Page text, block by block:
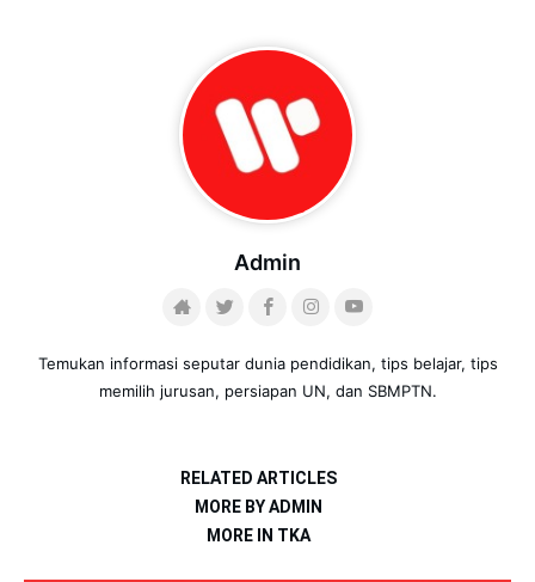
Admin
Temukan informasi seputar dunia pendidikan, tips belajar, tips
memilih jurusan, persiapan UN, dan SBMPTN.
RELATED ARTICLES
MORE BY ADMIN
MORE IN TKA